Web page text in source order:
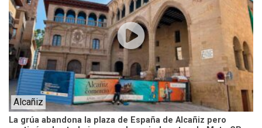
La grúa abandona la plaza de España de Alcañiz pero
Alcañiz